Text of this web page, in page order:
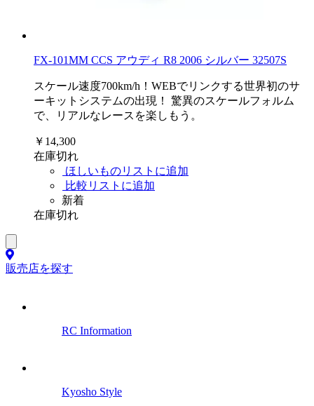
FX-101MM CCS アウディ R8 2006 シルバー 32507S
スケール速度700km/h！WEBでリンクする世界初のサ
ーキットシステムの出現！ 驚異のスケールフォルム
で、リアルなレースを楽しもう。
￥14,300
在庫切れ
ほしいものリストに追加
比較リストに追加
新着
在庫切れ
販売店を探す
RC Information
Kyosho Style